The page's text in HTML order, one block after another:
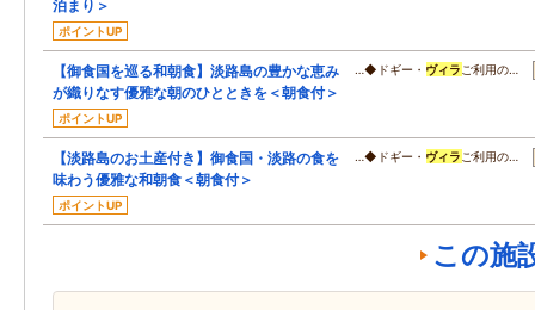
泊まり＞
ポイントUP
【御食国を巡る和朝食】淡路島の豊かな恵み
が織りなす優雅な朝のひとときを＜朝食付＞
ポイントUP
…◆ドギー・ ヴィラ ご利用の…
【淡路島のお土産付き】御食国・淡路の食を
味わう優雅な和朝食＜朝食付＞
ポイントUP
…◆ドギー・ ヴィラ ご利用の…
この施